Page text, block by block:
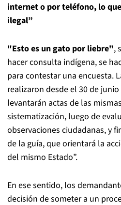
internet o por teléfono, lo
ilegal”
"Esto es un gato por liebre",
hacer consulta indígena, se
para contestar una encuesta.
realizaron desde el 30 de
levantarán actas de las
sistematización, luego de
observaciones ciudadanas, y
de la guía, que orientará la
del mismo Estado”.
En ese sentido, los
decisión de someter a un